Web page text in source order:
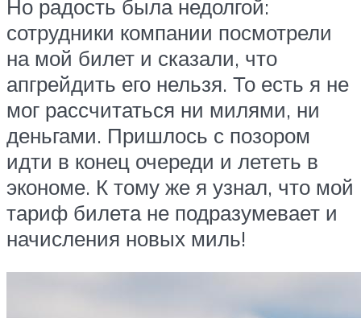
Но радость была недолгой:
сотрудники компании посмотрели
на мой билет и сказали, что
апгрейдить его нельзя. То есть я не
мог рассчитаться ни милями, ни
деньгами. Пришлось с позором
идти в конец очереди и лететь в
экономе. К тому же я узнал, что мой
тариф билета не подразумевает и
начисления новых миль!